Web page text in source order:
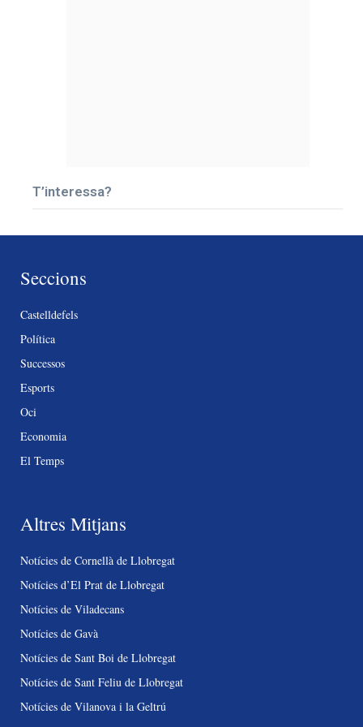
T’interessa?
Seccions
Castelldefels
Política
Successos
Esports
Oci
Economia
El Temps
Altres Mitjans
Notícies de Cornellà de Llobregat
Notícies d’El Prat de Llobregat
Notícies de Viladecans
Notícies de Gavà
Notícies de Sant Boi de Llobregat
Notícies de Sant Feliu de Llobregat
Notícies de Vilanova i la Geltrú